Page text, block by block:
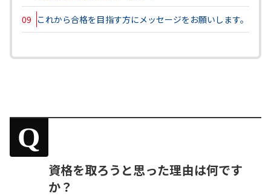
09 これから合格を目指す方にメッセージをお願いします。
Q
資格を取ろうと思った理由は何です
か？